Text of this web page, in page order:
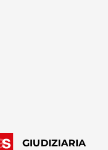
GIUDIZIARIA